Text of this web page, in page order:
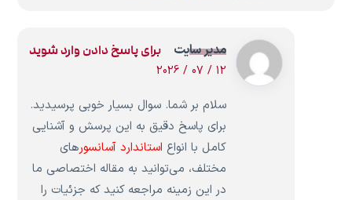
مدیر سایت
12 / 07 / 2026
سلام بر شما. سوال بسیار خوبی پرسیدید.
برای پاسخ دقیق به این پرسش و آشنایی
کامل با انواع استاندارد آسانسورهای
مختلف، می‌توانید به مقاله اختصاصی ما
در این زمینه مراجعه کنید که جزئیات را
برای پاسخ دادن وارد شوید